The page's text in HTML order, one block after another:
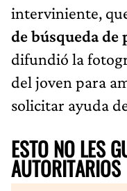
interviniente,
de búsqueda de
difundió la
del joven para
solicitar ayuda
ESTO NO LES
AUTORITARIOS